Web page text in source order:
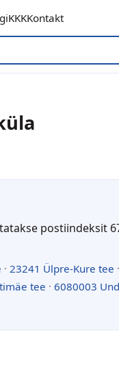
KKKKontakt
postiindeksit
· 23241 Ülpre-Kure tee ·
tee · 6080003